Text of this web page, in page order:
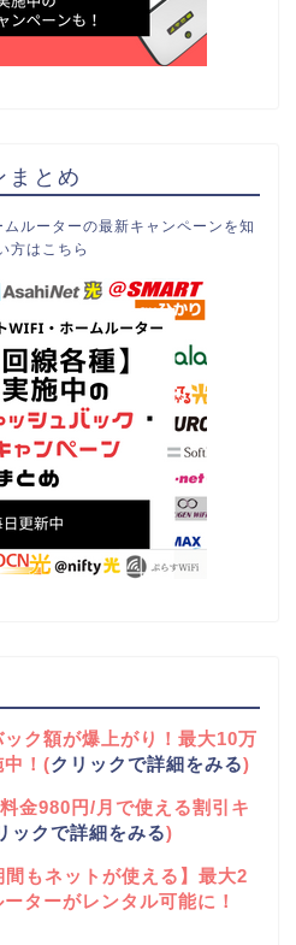
まとめ
ルーターの最新キャンペーンを知
方はこちら
ク額が爆上がり！最大10万
中！(クリックで詳細をみる)
980円/月で使える割引キ
ックで詳細をみる)
もネットが使える】最大2
ターがレンタル可能に！